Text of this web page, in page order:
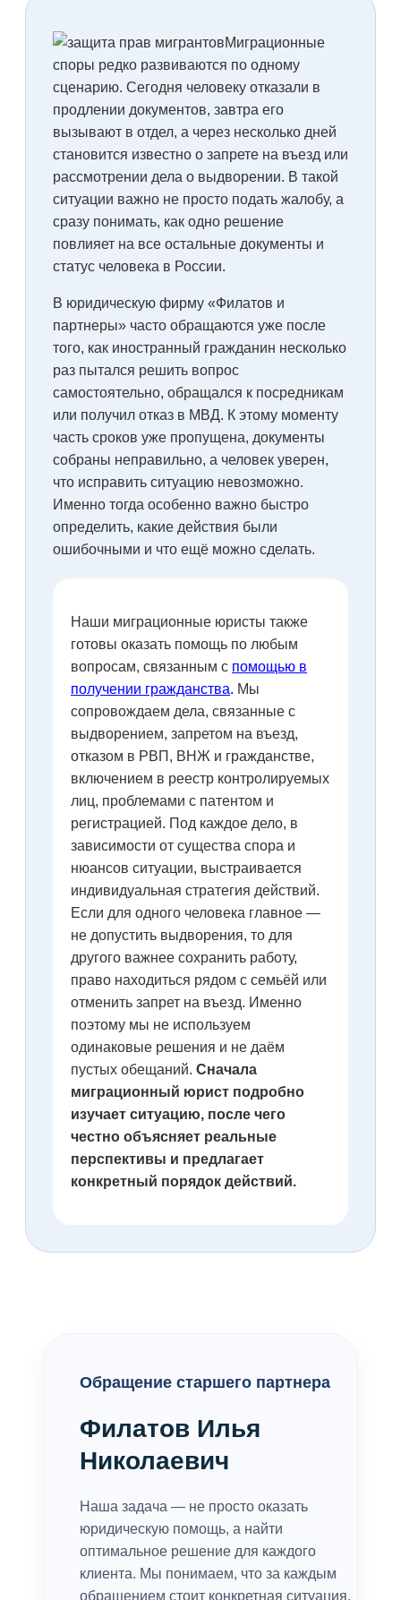
Миграционные
споры редко развиваются по одному
сценарию. Сегодня человеку отказали в
продлении документов, завтра его
вызывают в отдел, а через несколько дней
становится известно о запрете на въезд или
рассмотрении дела о выдворении. В такой
ситуации важно не просто подать жалобу, а
сразу понимать, как одно решение
повлияет на все остальные документы и
статус человека в России.
В юридическую фирму «Филатов и
партнеры» часто обращаются уже после
того, как иностранный гражданин несколько
раз пытался решить вопрос
самостоятельно, обращался к посредникам
или получил отказ в МВД. К этому моменту
часть сроков уже пропущена, документы
собраны неправильно, а человек уверен,
что исправить ситуацию невозможно.
Именно тогда особенно важно быстро
определить, какие действия были
ошибочными и что ещё можно сделать.
Наши миграционные юристы также
готовы оказать помощь по любым
вопросам, связанным с помощью в
получении гражданства. Мы
сопровождаем дела, связанные с
выдворением, запретом на въезд,
отказом в РВП, ВНЖ и гражданстве,
включением в реестр контролируемых
лиц, проблемами с патентом и
регистрацией. Под каждое дело, в
зависимости от существа спора и
нюансов ситуации, выстраивается
индивидуальная стратегия действий.
Если для одного человека главное —
не допустить выдворения, то для
другого важнее сохранить работу,
право находиться рядом с семьёй или
отменить запрет на въезд. Именно
поэтому мы не используем
одинаковые решения и не даём
пустых обещаний. Сначала
миграционный юрист подробно
изучает ситуацию, после чего
честно объясняет реальные
перспективы и предлагает
конкретный порядок действий.
Обращение старшего партнера
Филатов Илья
Николаевич
Наша задача — не просто оказать
юридическую помощь, а найти
оптимальное решение для каждого
клиента. Мы понимаем, что за каждым
обращением стоит конкретная ситуация,